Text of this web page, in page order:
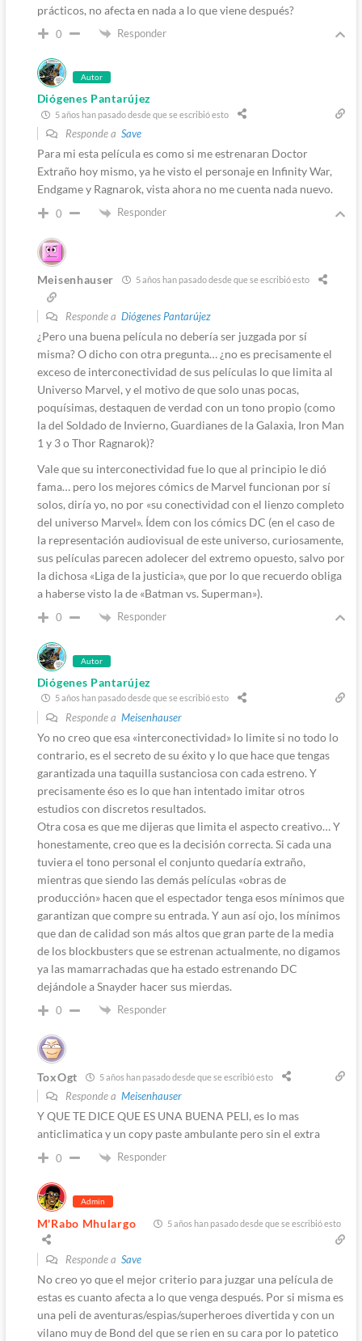
prácticos, no afecta en nada a lo que viene después?
0 Responder
Autor
Diógenes Pantarújez
5 años han pasado desde que se escribió esto
Responde a Save
Para mi esta película es como si me estrenaran Doctor
Extraño hoy mismo, ya he visto el personaje en Infinity War,
Endgame y Ragnarok, vista ahora no me cuenta nada nuevo.
0 Responder
Meisenhauser 5 años han pasado desde que se escribió esto
Responde a Diógenes Pantarújez
¿Pero una buena película no debería ser juzgada por sí
misma? O dicho con otra pregunta… ¿no es precisamente el
exceso de interconectividad de sus películas lo que limita al
Universo Marvel, y el motivo de que solo unas pocas,
poquísimas, destaquen de verdad con un tono propio (como
la del Soldado de Invierno, Guardianes de la Galaxia, Iron Man
1 y 3 o Thor Ragnarok)?
Vale que su interconectividad fue lo que al principio le dió
fama… pero los mejores cómics de Marvel funcionan por sí
solos, diría yo, no por «su conectividad con el lienzo completo
del universo Marvel». Ídem con los cómics DC (en el caso de
la representación audiovisual de este universo, curiosamente,
sus películas parecen adolecer del extremo opuesto, salvo por
la dichosa «Liga de la justicia», que por lo que recuerdo obliga
a haberse visto la de «Batman vs. Superman»).
0 Responder
Autor
Diógenes Pantarújez
5 años han pasado desde que se escribió esto
Responde a Meisenhauser
Yo no creo que esa «interconectividad» lo limite si no todo lo
contrario, es el secreto de su éxito y lo que hace que tengas
garantizada una taquilla sustanciosa con cada estreno. Y
precisamente éso es lo que han intentado imitar otros
estudios con discretos resultados.
Otra cosa es que me dijeras que limita el aspecto creativo… Y
honestamente, creo que es la decisión correcta. Si cada una
tuviera el tono personal el conjunto quedaría extraño,
mientras que siendo las demás películas «obras de
producción» hacen que el espectador tenga esos mínimos que
garantizan que compre su entrada. Y aun así ojo, los mínimos
que dan de calidad son más altos que gran parte de la media
de los blockbusters que se estrenan actualmente, no digamos
ya las mamarrachadas que ha estado estrenando DC
dejándole a Snayder hacer sus mierdas.
0 Responder
ToxOgt 5 años han pasado desde que se escribió esto
Responde a Meisenhauser
Y QUE TE DICE QUE ES UNA BUENA PELI, es lo mas
anticlimatica y un copy paste ambulante pero sin el extra
0 Responder
Admin
M'Rabo Mhulargo 5 años han pasado desde que se escribió esto
Responde a Save
No creo yo que el mejor criterio para juzgar una película de
estas es cuanto afecta a lo que venga después. Por si misma es
una peli de aventuras/espias/superheroes divertida y con un
vilano muy de Bond del que se rien en su cara por lo patetico